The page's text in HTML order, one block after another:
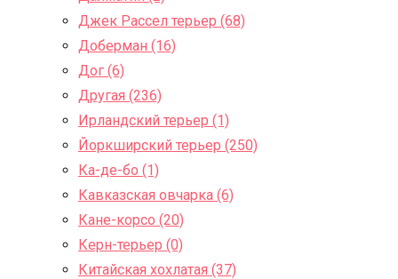
Джек Рассел терьер (68)
Доберман (16)
Дог (6)
Другая (236)
Ирландский терьер (1)
Йоркширский терьер (250)
Ка-де-бо (1)
Кавказская овчарка (6)
Кане-корсо (20)
Керн-терьер (0)
Китайская хохлатая (37)